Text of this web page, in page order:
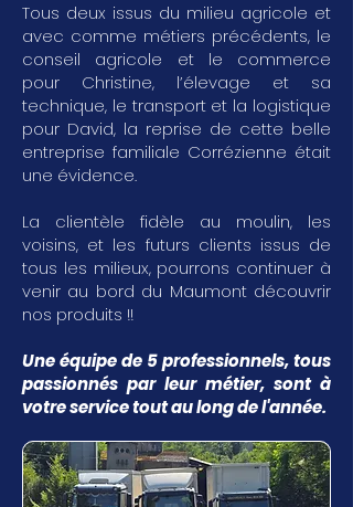
Tous deux issus du milieu agricole et
avec comme métiers précédents, le
conseil agricole et le commerce
pour Christine, l’élevage et sa
technique, le transport et la logistique
pour David, la reprise de cette belle
entreprise familiale Corrézienne était
une évidence.
La clientèle fidèle au moulin, les
voisins, et les futurs clients issus de
tous les milieux, pourrons continuer à
venir au bord du Maumont découvrir
nos produits !!
Une équipe de 5 professionnels, tous
passionnés par leur métier, sont à
votre service tout au long de l'année.